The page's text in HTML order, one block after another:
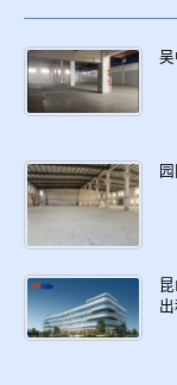
吴
出